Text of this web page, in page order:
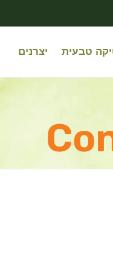
טבעית יצרנים